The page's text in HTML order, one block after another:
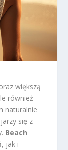
większą
również
naturalnie
się z
Beach
jak i